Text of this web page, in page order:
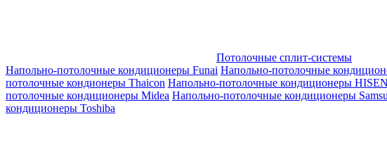
Потолочные сплит-системы
Напольно-потолочные кондиционеры Funai Напольно-потолочные
потолочные кондионеры Thaicon Напольно-потолочные кондиционеры
потолочные кондиционеры Midea Напольно-потолочные кондиционеры
кондиционеры Toshiba